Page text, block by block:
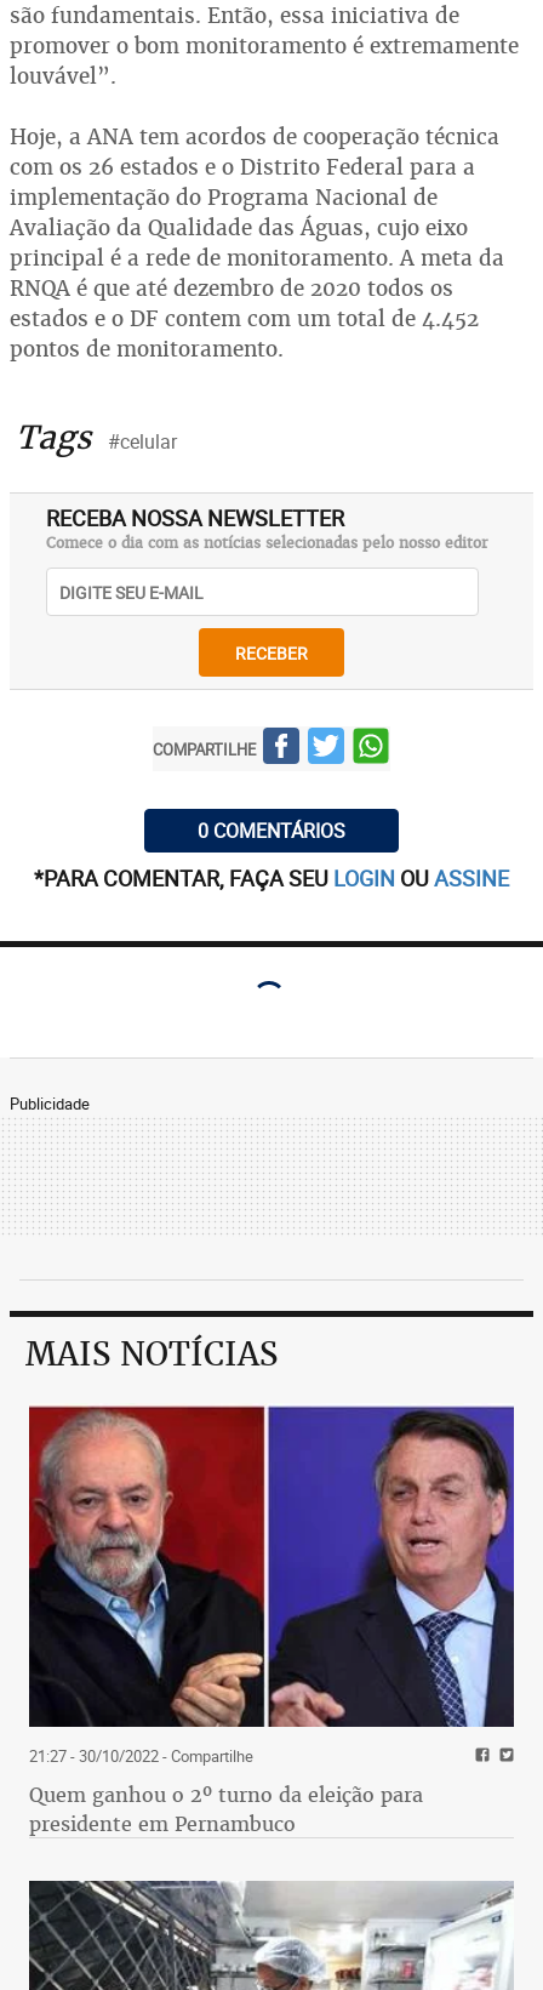
são fundamentais. Então, essa iniciativa de
promover o bom monitoramento é extremamente
louvável”.
Hoje, a ANA tem acordos de cooperação técnica
com os 26 estados e o Distrito Federal para a
implementação do Programa Nacional de
Avaliação da Qualidade das Águas, cujo eixo
principal é a rede de monitoramento. A meta da
RNQA é que até dezembro de 2020 todos os
estados e o DF contem com um total de 4.452
pontos de monitoramento.
Tags #celular
RECEBA NOSSA NEWSLETTER
Comece o dia com as notícias selecionadas pelo nosso editor
RECEBER
COMPARTILHE
0 COMENTÁRIOS
*PARA COMENTAR, FAÇA SEU LOGIN OUASSINE
Publicidade
MAIS NOTÍCIAS
21:27 - 30/10/2022- Compartilhe
Quem ganhou o 2º turno da eleição para
presidente em Pernambuco